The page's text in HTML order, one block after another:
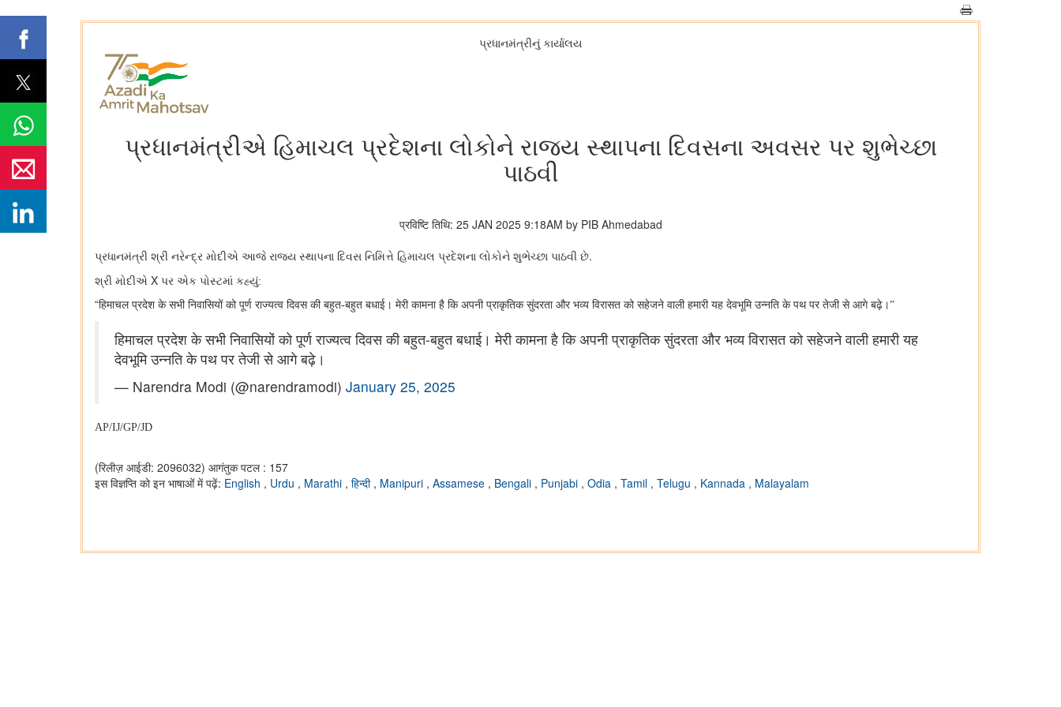
પ્રધાનમંત્રીનું કાર્યાલય
પ્રધાનમંત્રીએ હિમાચલ પ્રદેશના લોકોને રાજ્ય સ્થાપના દિવસના અવસર પર શુભેચ્છા
પાઠવી
प्रविष्टि तिथि: 25 JAN 2025 9:18AM by PIB Ahmedabad
પ્રધાનમંત્રી શ્રી નરેન્દ્ર મોદીએ આજે ​​રાજ્ય સ્થાપના દિવસ નિમિત્તે હિમાચલ પ્રદેશના લોકોને શુભેચ્છા પાઠવી છે.
શ્રી મોદીએ X પર એક પોસ્ટમાં કહ્યું:
“हिमाचल प्रदेश के सभी निवासियों को पूर्ण राज्यत्व दिवस की बहुत-बहुत बधाई। मेरी कामना है कि अपनी प्राकृतिक सुंदरता और भव्य विरासत को सहेजने वाली हमारी यह देवभूमि उन्नति के पथ पर तेजी से आगे बढ़े।”
हिमाचल प्रदेश के सभी निवासियों को पूर्ण राज्यत्व दिवस की बहुत-बहुत बधाई। मेरी कामना है कि अपनी प्राकृतिक सुंदरता और भव्य विरासत को सहेजने वाली हमारी यह
देवभूमि उन्नति के पथ पर तेजी से आगे बढ़े।
— Narendra Modi (@narendramodi) January 25, 2025
AP/IJ/GP/JD
(रिलीज़ आईडी: 2096032) आगंतुक पटल : 157
इस विज्ञप्ति को इन भाषाओं में पढ़ें: English , Urdu , Marathi , हिन्दी , Manipuri , Assamese , Bengali , Punjabi , Odia , Tamil , Telugu , Kannada , Malayalam